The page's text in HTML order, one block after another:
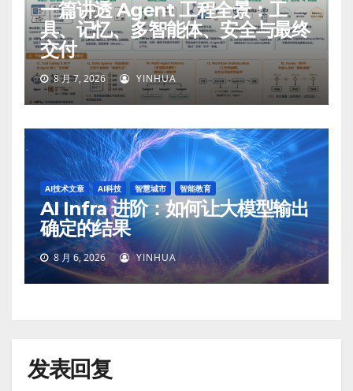
一篇讲透 Agent 工程全景：工
具、记忆、多智能体、安全与最终
交付
8 月 7, 2026 YINHUA
AI技术文章 AI科技 智慧城市 智能教育
AI Infra 进阶：如何让大模型输出
确定的结果
8 月 6, 2026 YINHUA
发表回复